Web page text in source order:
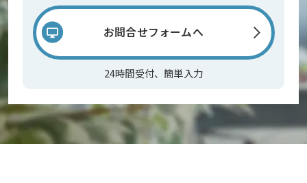
お問合せフォームへ
24時間受付、簡単入力